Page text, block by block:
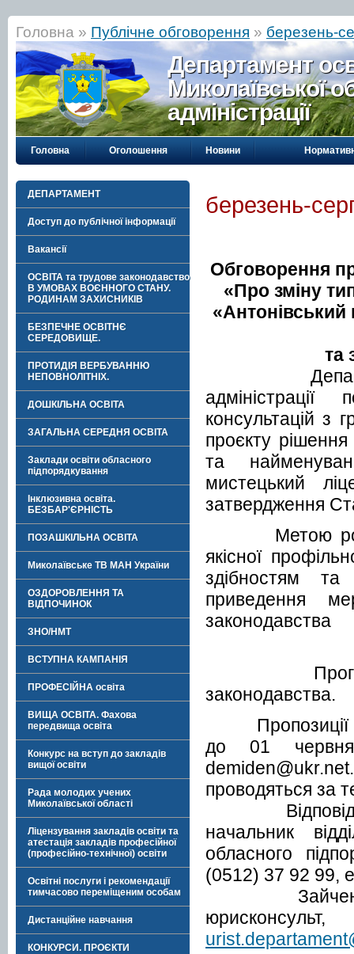
Головна » Публічне обговорення » березень-
Департамент
Миколаївської
адміністрації
Головна Оголошення Новини
ДЕПАРТАМЕНТ
Доступ до публічної інформації
Вакансії
ОСВІТА та трудове законодавство
В УМОВАХ ВОЄННОГО СТАНУ.
РОДИНАМ ЗАХИСНИКІВ
БЕЗПЕЧНЕ ОСВІТНЄ
СЕРЕДОВИЩЕ.
ПРОТИДІЯ ВЕРБУВАННЮ
НЕПОВНОЛІТНІХ.
ДОШКІЛЬНА ОСВІТА
ЗАГАЛЬНА СЕРЕДНЯ ОСВІТА
Заклади освіти обласного
підпорядкування
Інклюзивна освіта.
БЕЗБАР'ЄРНІСТЬ
ПОЗАШКІЛЬНА ОСВІТА
Миколаївське ТВ МАН України
ОЗДОРОВЛЕННЯ ТА
ВІДПОЧИНОК
ЗНО/НМТ
ВСТУПНА КАМПАНІЯ
ПРОФЕСІЙНА освіта
ВИЩА ОСВІТА. Фахова
передвища освіта
Конкурс на вступ до закладів
вищої освіти
Рада молодих учених
Миколаївської області
Ліцензування закладів освіти та
атестація закладів професійної
(професійно-технічної) освіти
Освітні послуги і рекомендації
тимчасово переміщеним особам
Дистанційне навчання
КОНКУРСИ. ПРОЄКТИ
березень-
Обговорення
«Про зміну
та
консультацій з
проєкту
та
мистецький
затвердження
Метою
якісної
здібностям та
приведення
Прогноз
законодавства.
Пропозиції
до 01
demiden@ukr.net
проводяться за
начальник
обласного
(0512) 37 92 99,
Зайченко